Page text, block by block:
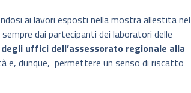
ai lavori esposti nella mostra allestita nel
dai partecipanti dei laboratori delle
uffici dell’assessorato regionale alla
e, dunque, permettere un senso di riscatto